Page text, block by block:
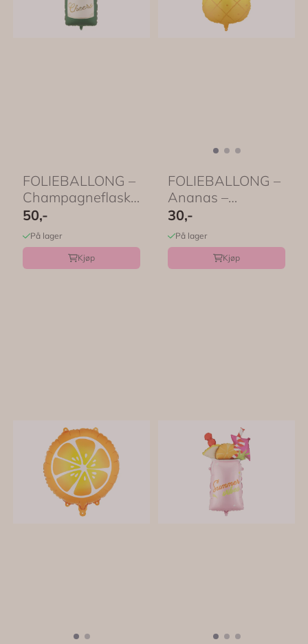
FOLIEBALLONG –
Champagneflaske
– PartyDeco
50,-
På lager
Kjøp
FOLIEBALLONG –
Ananas –
PartyDeco
30,-
På lager
Kjøp